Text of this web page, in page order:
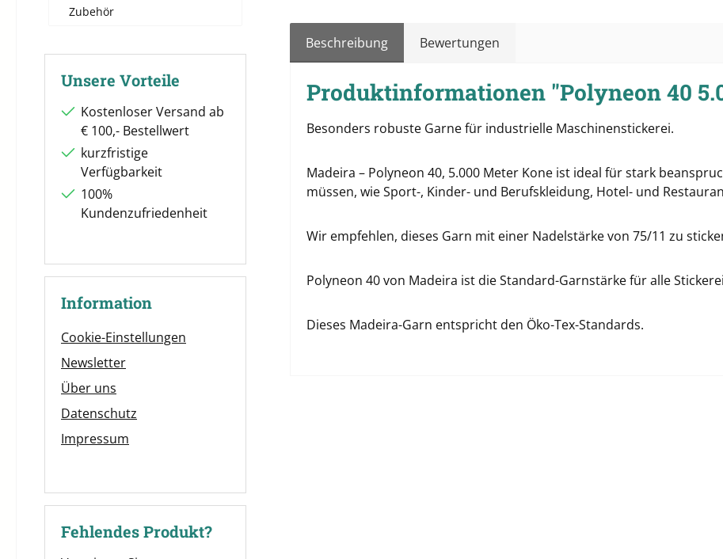
Zubehör
Unsere Vorteile
Kostenloser Versand ab
€ 100,- Bestellwert
kurzfristige
Verfügbarkeit
100%
Kundenzufriedenheit
Information
Cookie-Einstellungen
Newsletter
Über uns
Datenschutz
Impressum
Fehlendes Produkt?
Beschreibung Bewertungen
Produktinformationen "Polyneon 40
Besonders robuste Garne für industrielle Maschinenstickerei.
Madeira – Polyneon 40, 5.000 Meter Kone ist ideal für stark
müssen, wie Sport-, Kinder- und Berufskleidung, Hotel- und
Wir empfehlen, dieses Garn mit einer Nadelstärke von 75/11 zu
Polyneon 40 von Madeira ist die Standard-Garnstärke für alle
Dieses Madeira-Garn entspricht den Öko-Tex-Standards.